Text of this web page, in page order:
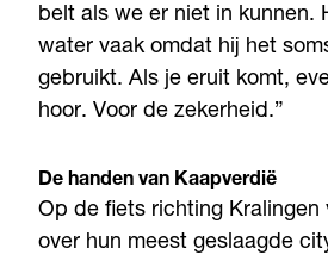
belt als we er niet in kunnen.
water vaak omdat hij het
gebruikt. Als je eruit komt,
hoor. Voor de zekerheid.”
De handen van Kaapverdië
Op de fiets richting Kralingen
over hun meest geslaagde